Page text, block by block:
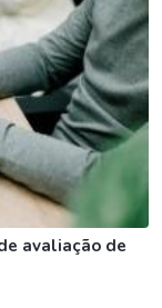
avaliação de